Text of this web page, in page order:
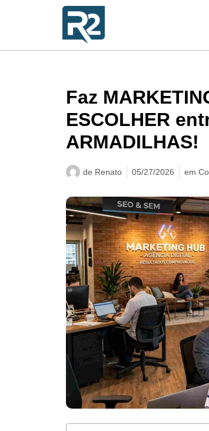
Faz
ESCOLHER
ARMADILHAS!
de Renato 05/27/2026 em